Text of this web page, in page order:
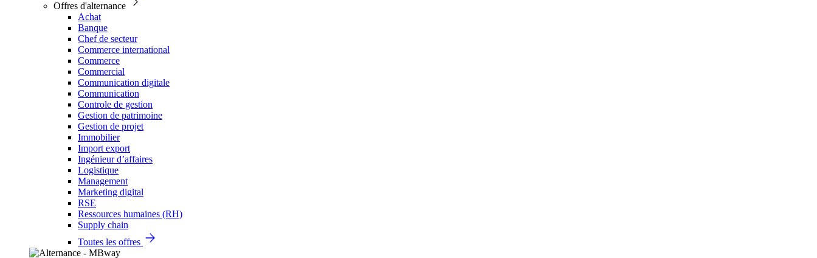
Offres d'alternance
Achat
Banque
Chef de secteur
Commerce international
Commerce
Commercial
Communication digitale
Communication
Controle de gestion
Gestion de patrimoine
Gestion de projet
Immobilier
Import export
Ingénieur d’affaires
Logistique
Management
Marketing digital
RSE
Ressources humaines (RH)
Supply chain
Toutes les offres